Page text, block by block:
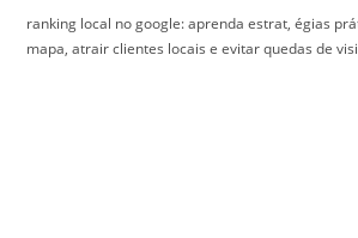
ranking local no google: aprenda estrat, égias
mapa, atrair clientes locais e evitar quedas de